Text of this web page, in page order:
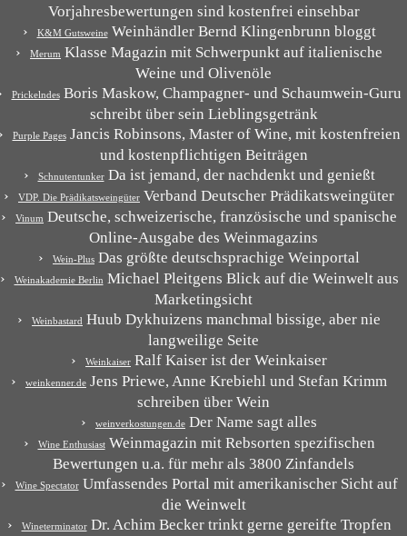
Vorjahresbewertungen sind kostenfrei einsehbar
K&M GutsweineWeinhändler Bernd Klingenbrunn bloggt
Merum Klasse Magazin mit Schwerpunkt auf italienische
Weine und Olivenöle
PrickelndesBoris Maskow, Champagner- und Schaumwein-Guru
schreibt über sein Lieblingsgetränk
Purple PagesJancis Robinsons, Master of Wine, mit kostenfreien
und kostenpflichtigen Beiträgen
SchnutentunkerDa ist jemand, der nachdenkt und genießt
VDP. Die Prädikatsweingüter Verband Deutscher Prädikatsweingüter
Vinum Deutsche, schweizerische, französische und spanische
Online-Ausgabe des Weinmagazins
Wein-Plus Das größte deutschsprachige Weinportal
Weinakademie Berlin Michael Pleitgens Blick auf die Weinwelt aus
Marketingsicht
Weinbastard Huub Dykhuizens manchmal bissige, aber nie
langweilige Seite
Weinkaiser Ralf Kaiser ist der Weinkaiser
weinkenner.de Jens Priewe, Anne Krebiehl und Stefan Krimm
schreiben über Wein
weinverkostungen.de Der Name sagt alles
Wine EnthusiastWeinmagazin mit Rebsorten spezifischen
Bewertungen u.a. für mehr als 3800 Zinfandels
Wine SpectatorUmfassendes Portal mit amerikanischer Sicht auf
die Weinwelt
WineterminatorDr. Achim Becker trinkt gerne gereifte Tropfen